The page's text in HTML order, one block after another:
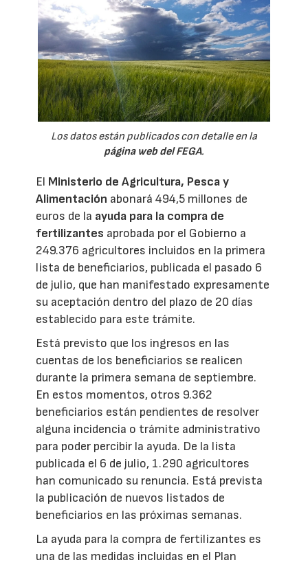
Los datos están publicados con detalle en la
página web del FEGA.
El Ministerio de Agricultura, Pesca y
Alimentación abonará 494,5 millones de
euros de la ayuda para la compra de
fertilizantes aprobada por el Gobierno a
249.376 agricultores incluidos en la primera
lista de beneficiarios, publicada el pasado 6
de julio, que han manifestado expresamente
su aceptación dentro del plazo de 20 días
establecido para este trámite.
Está previsto que los ingresos en las
cuentas de los beneficiarios se realicen
durante la primera semana de septiembre.
En estos momentos, otros 9.362
beneficiarios están pendientes de resolver
alguna incidencia o trámite administrativo
para poder percibir la ayuda. De la lista
publicada el 6 de julio, 1.290 agricultores
han comunicado su renuncia. Está prevista
la publicación de nuevos listados de
beneficiarios en las próximas semanas.
La ayuda para la compra de fertilizantes es
una de las medidas incluidas en el Plan